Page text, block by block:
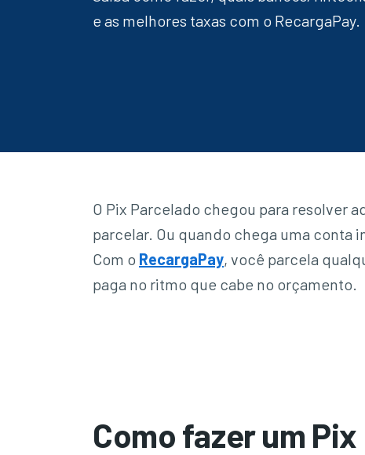
e as melhores taxas com o RecargaPay.
O Pix Parcelado chegou para resolver
parcelar. Ou quando chega uma conta
Com o RecargaPay, você parcela
paga no ritmo que cabe no orçamento.
Como fazer um Pix